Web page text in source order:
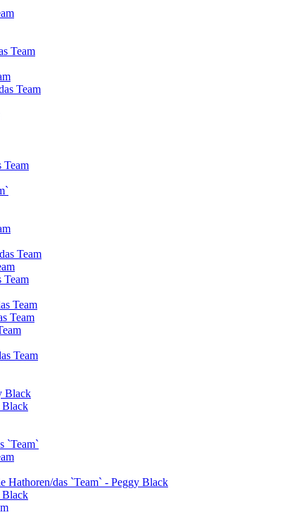
Team
Team
Team
Team
Team
Team
Team
Team
Black
Black
`Team`
Hathoren/das `Team` - Peggy Black
Black